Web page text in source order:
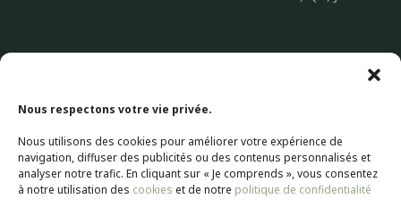
Nous respectons votre vie privée.
Nous utilisons des cookies pour améliorer votre expérience de
navigation, diffuser des publicités ou des contenus personnalisés et
analyser notre trafic. En cliquant sur « Je comprends », vous consentez
à notre utilisation des cookies et de notre politique de confidentialité
© 2026 Transitiôn. Tous droits réservés.
Conception Web par Selectrum Communications
Web Marketing | SEO Référencement parAgence Pop Inc